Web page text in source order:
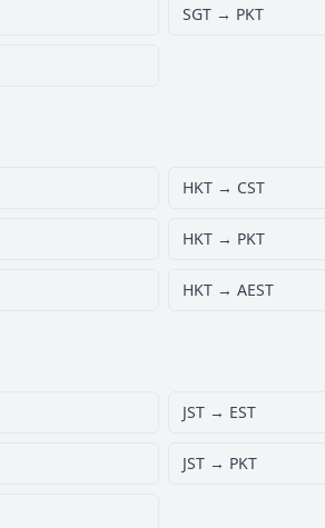
SGT → PKT
HKT → CST
HKT → PKT
HKT → AEST
JST → EST
JST → PKT